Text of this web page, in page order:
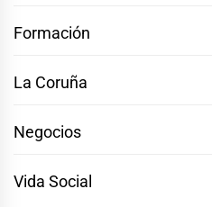
Formación
La Coruña
Negocios
Vida Social